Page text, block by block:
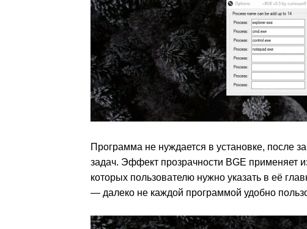
Программа не нуждается в установке, после
задач. Эффект прозрачности BGE применяет
которых пользователю нужно указать в её
— далеко не каждой программой удобно